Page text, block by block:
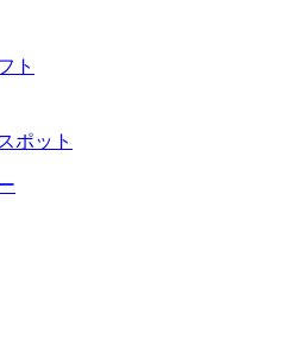
ト
ポット